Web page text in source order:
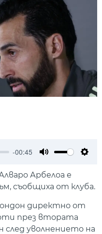
-00:45
Арбелоа е
съобщиха от клуба.
директно от
през втората
след уволнението на